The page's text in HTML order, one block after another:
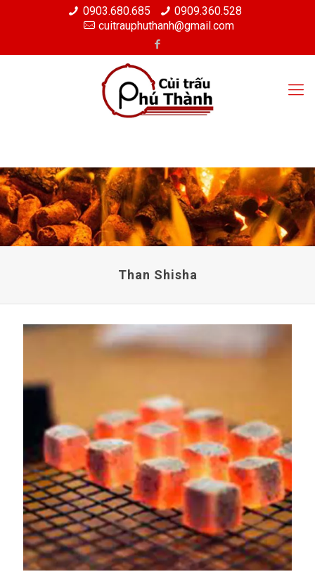
0903.680.685
0909.360.528
cuitrauphuthanh@gmail.com
Than Shisha